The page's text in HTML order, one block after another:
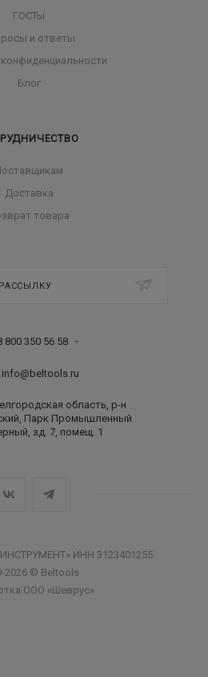
ГОСТы
и ответы
Блог
Доставка
товара
800 350 56 58
info@beltools.ru
область, р-н
Парк Промышленный
зд. 7, помещ. 1
ИНН 3123401255
2026 © Beltools
ООО «Шеврус»